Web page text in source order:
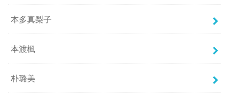
本多真梨子
本渡楓
朴璐美